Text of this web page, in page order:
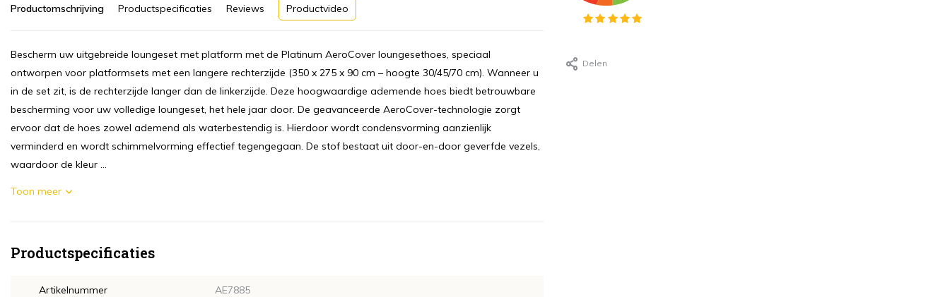
Productomschrijving Productspecificaties Reviews Productvideo
Bescherm uw uitgebreide loungeset met platform met de Platinum AeroCover loungesethoes, speciaal
ontworpen voor platformsets met een langere rechterzijde (350 x 275 x 90 cm – hoogte 30/45/70 cm). Wanneer u
in de set zit, is de rechterzijde langer dan de linkerzijde. Deze hoogwaardige ademende hoes biedt betrouwbare
bescherming voor uw volledige loungeset, het hele jaar door. De geavanceerde AeroCover-technologie zorgt
ervoor dat de hoes zowel ademend als waterbestendig is. Hierdoor wordt condensvorming aanzienlijk
verminderd en wordt schimmelvorming effectief tegengegaan. De stof bestaat uit door-en-door geverfde vezels,
waardoor de kleur ...
Toon meer
Productspecificaties
Artikelnummer AE7885
Delen